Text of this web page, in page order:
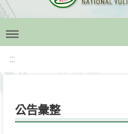
:::
公告彙整